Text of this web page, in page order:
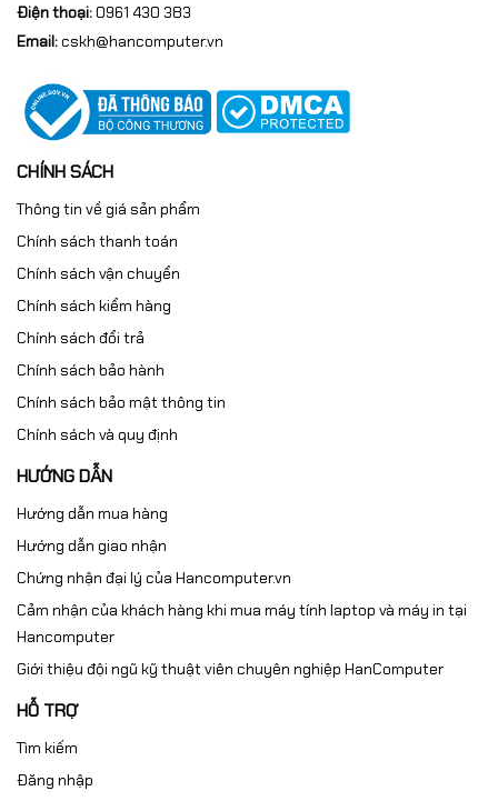
Điện thoại:0961 430 383
Email:cskh@hancomputer.vn
CHÍNH SÁCH
Thông tin về giá sản phẩm
Chính sách thanh toán
Chính sách vận chuyển
Chính sách kiểm hàng
Chính sách đổi trả
Chính sách bảo hành
Chính sách bảo mật thông tin
Chính sách và quy định
HƯỚNG DẪN
Hướng dẫn mua hàng
Hướng dẫn giao nhận
Chứng nhận đại lý của Hancomputer.vn
Cảm nhận của khách hàng khi mua máy tính laptop và máy in tại
Hancomputer
Giới thiệu đội ngũ kỹ thuật viên chuyên nghiệp HanComputer
HỖ TRỢ
Tìm kiếm
Đăng nhập